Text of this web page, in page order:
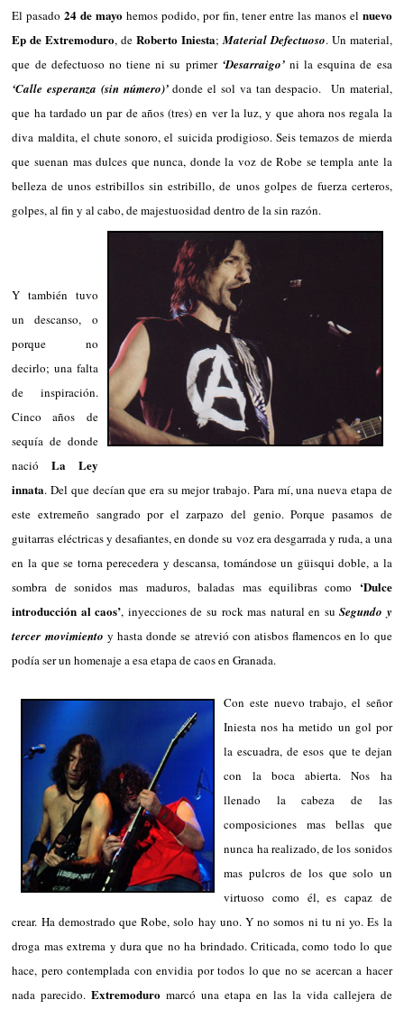
El pasado24 de mayo hemos podido, por fin, tener entre las manos el nuevo
Ep de Extremoduro, deRoberto Iniesta; Material Defectuoso. Un material,
que de defectuoso no tiene ni su primer ‘Desarraigo’ni la esquina de esa
‘Calle esperanza (sin número)’donde el sol va tan despacio. Un material,
que ha tardado un par de años (tres) en ver la luz, y que ahora nos regala la
diva maldita, el chute sonoro, el suicida prodigioso. Seis temazos de mierda
que suenan mas dulces que nunca, donde la voz de Robe se templa ante la
belleza de unos estribillos sin estribillo, de unos golpes de fuerza certeros,
golpes, al fin y al cabo, de majestuosidad dentro de la sin razón.
Y también tuvo
un descanso, o
porque no
decirlo; una falta
de inspiración.
Cinco años de
sequía de donde
nació La Ley
innata. Del que decían que era su mejor trabajo. Para mí, una nueva etapa de
este extremeño sangrado por el zarpazo del genio. Porque pasamos de
guitarras eléctricas y desafiantes, en donde su voz era desgarrada y ruda, a una
en la que se torna perecedera y descansa, tomándose un güisqui doble, a la
sombra de sonidos mas maduros, baladas mas equilibras como ‘Dulce
introducción al caos’, inyecciones de su rock mas natural en suSegundo y
tercer movimiento y hasta donde se atrevió con atisbos flamencos en lo que
podía ser un homenaje a esa etapa de caos en Granada.
Con este nuevo trabajo, el señor
Iniesta nos ha metido un gol por
la escuadra, de esos que te dejan
con la boca abierta. Nos ha
llenado la cabeza de las
composiciones mas bellas que
nunca ha realizado, de los sonidos
mas pulcros de los que solo un
virtuoso como él, es capaz de
crear. Ha demostrado que Robe, solo hay uno. Y no somos ni tu ni yo. Es la
droga mas extrema y dura que no ha brindado. Criticada, como todo lo que
hace, pero contemplada con envidia por todos lo que no se acercan a hacer
nada parecido.Extremoduro marcó una etapa en las la vida callejera de